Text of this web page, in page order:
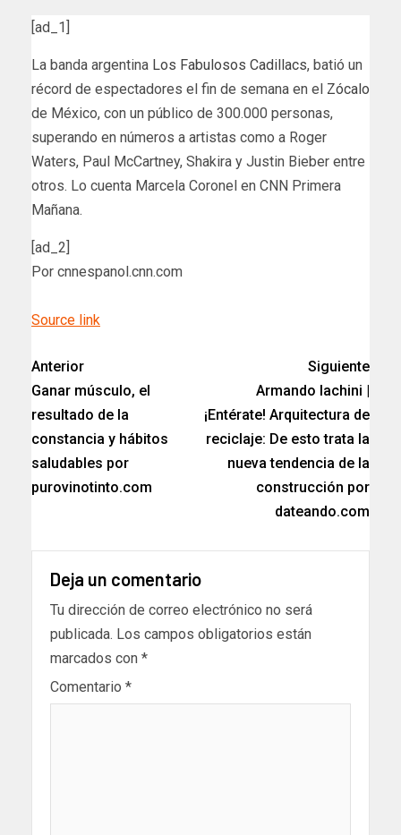
[ad_1]
La banda argentina Los Fabulosos Cadillacs, batió un
récord de espectadores el fin de semana en el Zócalo
de México, con un público de 300.000 personas,
superando en números a artistas como a Roger
Waters, Paul McCartney, Shakira y Justin Bieber entre
otros. Lo cuenta Marcela Coronel en CNN Primera
Mañana.
[ad_2]
Por cnnespanol.cnn.com
Source link
Anterior
Ganar músculo, el
resultado de la
constancia y hábitos
saludables por
purovinotinto.com
Siguiente
Armando Iachini |
¡Entérate! Arquitectura de
reciclaje: De esto trata la
nueva tendencia de la
construcción por
dateando.com
Deja un comentario
Tu dirección de correo electrónico no será
publicada. Los campos obligatorios están
marcados con *
Comentario *